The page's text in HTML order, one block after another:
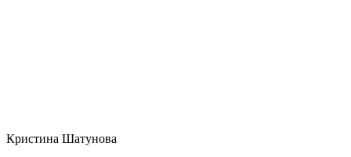
Кристина Шатунова